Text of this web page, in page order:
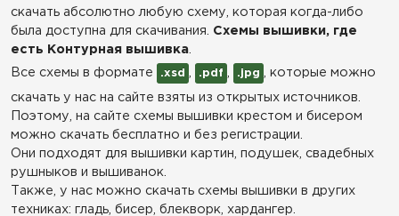
скачать абсолютно любую схему, которая когда-либо
была доступна для скачивания. Схемы вышивки, где
есть Контурная вышивка
Все схемы в формате
.xsd .pdf .jpg , которые можно
скачать у нас на сайте взяты из открытых источников.
Поэтому, на сайте схемы вышивки крестом и бисером
можно скачать бесплатно и без регистрации.
Они подходят для вышивки картин, подушек, свадебных
рушныков и вышиванок.
Также, у нас можно скачать схемы вышивки в других
техниках: гладь, бисер, блекворк, хардангер.